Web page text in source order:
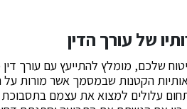
של עורך הדין
שלכם, מומלץ להתייעץ עם עורך
הקטנות שבמסמך אשר מורות
עלולים למצוא את עצמם